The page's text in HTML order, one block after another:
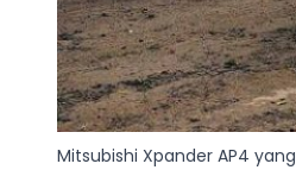
Mitsubishi Xpander AP4